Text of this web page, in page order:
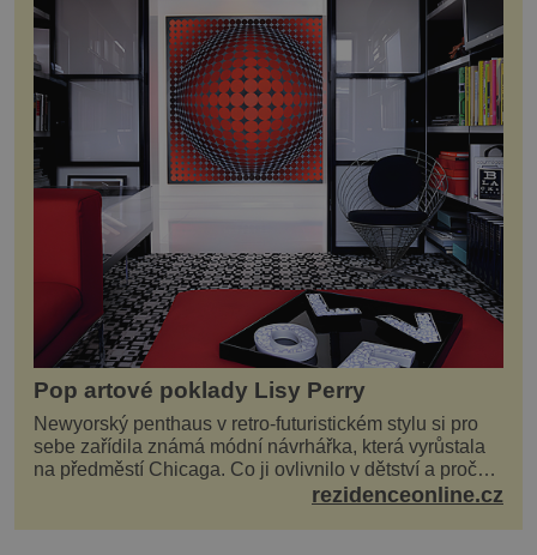
Pop artové poklady Lisy Perry
Newyorský penthaus v retro-futuristickém stylu si pro
sebe zařídila známá módní návrhářka, která vyrůstala
na předměstí Chicaga. Co ji ovlivnilo v dětství a proč
vypadá její domov právě takto? Interié...rezidenceonline.cz